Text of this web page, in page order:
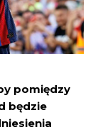
pomiędzy
będzie